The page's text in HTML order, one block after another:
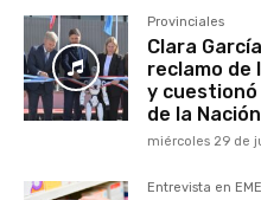
Provinciales
Clara
reclamo de
y
de la Nación
miércoles 29 de
Entrevista en EME